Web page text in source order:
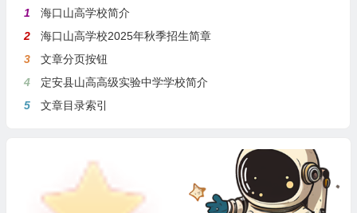
1
海口山高学校简介
2
海口山高学校2025年秋季招生简章
3
文章分页按钮
4
定安县山高高级实验中学学校简介
5
文章目录索引